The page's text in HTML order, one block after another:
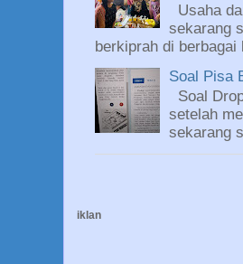
Usaha
sekarang
berkiprah di berbagai
Soal Pisa
Soal
setelah
sekarang
iklan